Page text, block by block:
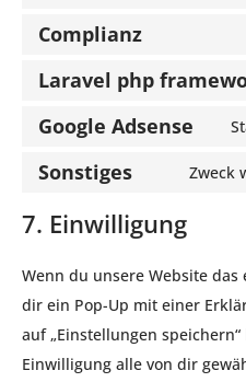
Complianz
Laravel php
Google Adsense
Sonstiges Zweck
7. Einwilligung
Wenn du unsere Website
dir ein Pop-Up mit einer
auf „Einstellungen
Einwilligung alle von dir